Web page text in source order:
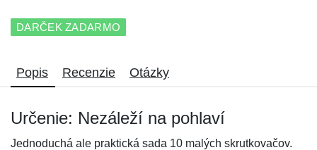
DARČEK ZADARMO
Popis Recenzie Otázky
Určenie: Nezáleží na pohlaví
Jednoduchá ale praktická sada 10 malých skrutkovačov.